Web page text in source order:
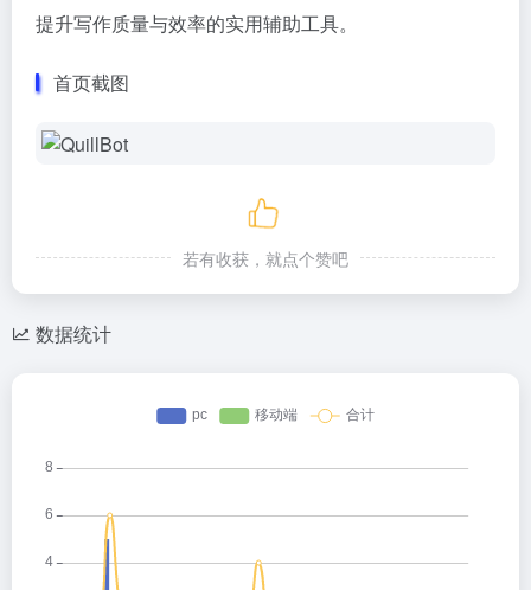
提升写作质量与效率的实用辅助工具。
首页截图
若有收获，就点个赞吧
数据统计